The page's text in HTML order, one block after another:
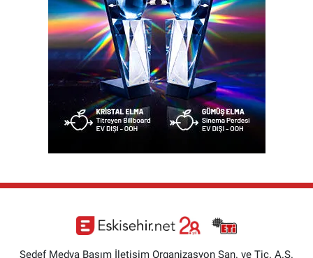
Sedef Medya Basım İletişim Organizasyon San. ve Tic. A.Ş.